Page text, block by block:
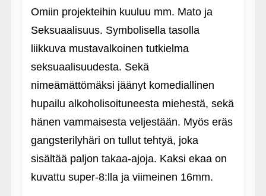
Omiin projekteihin kuuluu mm. Mato ja
Seksuaalisuus. Symbolisella tasolla
liikkuva mustavalkoinen tutkielma
seksuaalisuudesta. Sekä
nimeämättömäksi jäänyt komediallinen
hupailu alkoholisoituneesta miehestä, sekä
hänen vammaisesta veljestään. Myös eräs
gangsterilyhäri on tullut tehtyä, joka
sisältää paljon takaa-ajoja. Kaksi ekaa on
kuvattu super-8:lla ja viimeinen 16mm.